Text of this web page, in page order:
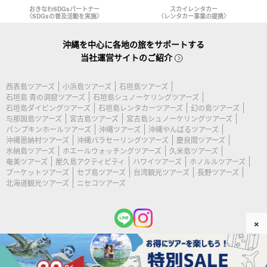
おきなわSDGsパートナー
〈SDGsの普及活動を実施〉
スカイレンタカー
〈レンタカー事業の提携〉
沖縄を中心に各地の旅をサポートする
当社運営サイトのご紹介
西表島ツアーズ 小浜島ツアーズ
石垣島ツアーズ
石垣島 青の洞窟ツアーズ
石垣島シュノーケリングツアーズ
石垣島ダイビングツアーズ
石垣島レンタカーツアーズ
幻の島ツアーズ
与那国島ツアーズ
宮古島ツアーズ
宮古島シュノーケリングツアーズ
パンプキンホールツアーズ
沖縄ツアーズ
沖縄やんばるツアーズ
沖縄恩納村ツアーズ
沖縄パラセーリングツアーズ
慶良間ツアーズ
水納島ツアーズ
ホエールウォッチングツアーズ
久米島ツアーズ
奄美ツアーズ
屋久島アクティビティ ハワイツアーズ
ホノルルツアーズ
プーケットツアーズ
セブ島ツアーズ 台湾観光ツアーズ
長野ツアーズ
北海道観光ツアーズ
ニセコツアーズ
(c) 2026 宮古島ツアーズ All Rights Reserved.
×